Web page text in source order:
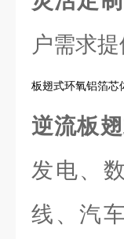
户需求
板翅式环氧铝箔芯
逆流板
发电、
线、汽